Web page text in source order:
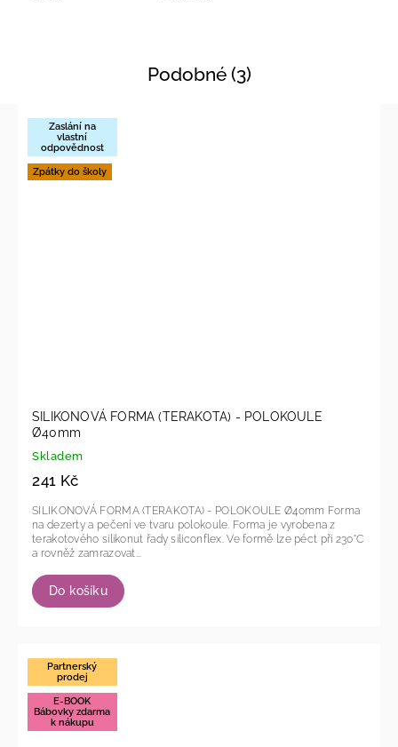
Podobné (3)
Zaslání na
vlastní
odpovědnost
Zpátky do školy
SILIKONOVÁ FORMA (TERAKOTA) - POLOKOULE
Ø40mm
Skladem
241 Kč
Do košíku
SILIKONOVÁ FORMA (TERAKOTA) - POLOKOULE Ø40mm Forma
na dezerty a pečení ve tvaru polokoule. Forma je vyrobena z
terakotového silikonut řady siliconflex. Ve formě lze péct při 230°C
a rovněž zamrazovat...
Partnerský
prodej
E-BOOK
Bábovky zdarma
k nákupu